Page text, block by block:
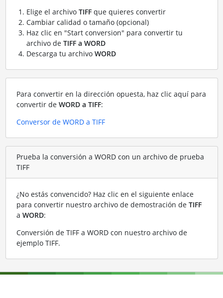
Elige el archivo TIFFque quieres convertir
Cambiar calidad o tamaño (opcional)
Haz clic en "Start conversion" para convertir tu
archivo de TIFF a WORD
Descarga tu archivo WORD
Para convertir en la dirección opuesta, haz clic aquí para
convertir de WORD a TIFF:
Conversor de WORD a TIFF
Prueba la conversión a WORD con un archivo de prueba
TIFF
¿No estás convencido? Haz clic en el siguiente enlace
para convertir nuestro archivo de demostración de TIFF
a WORD:
Conversión de TIFF a WORD con nuestro archivo de
ejemplo TIFF.